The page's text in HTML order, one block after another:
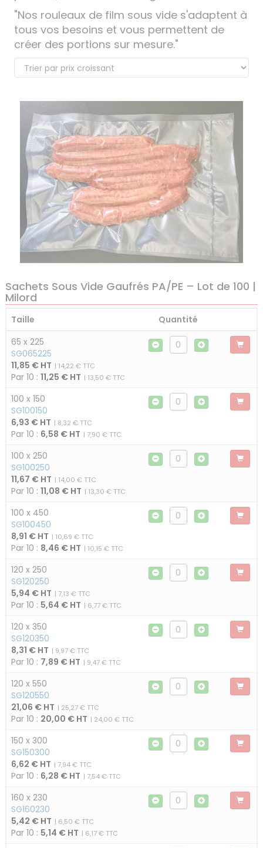
"Nos rouleaux de film sous vide s'adaptent à
tous vos besoins et vous permettent de
créer des portions sur mesure."
Sachets Sous Vide Gaufrés PA/PE – Lot de 100 |
Milord
Taille
Quantité
65 x 225
SG065225
11,85 € HT | 14,22 € TTC
Par 10 : 11,25 € HT | 13,50 € TTC
100 x 150
SG100150
6,93 € HT | 8,32 € TTC
Par 10 : 6,58 € HT | 7,90 € TTC
100 x 250
SG100250
11,67 € HT | 14,00 € TTC
Par 10 : 11,08 € HT | 13,30 € TTC
100 x 450
SG100450
8,91 € HT | 10,69 € TTC
Par 10 : 8,46 € HT | 10,15 € TTC
120 x 250
SG120250
5,94 € HT | 7,13 € TTC
Par 10 : 5,64 € HT | 6,77 € TTC
120 x 350
SG120350
8,31 € HT | 9,97 € TTC
Par 10 : 7,89 € HT | 9,47 € TTC
120 x 550
SG120550
21,06 € HT | 25,27 € TTC
Par 10 : 20,00 € HT | 24,00 € TTC
150 x 300
SG150300
6,62 € HT | 7,94 € TTC
Par 10 : 6,28 € HT | 7,54 € TTC
160 x 230
SG160230
5,42 € HT | 6,50 € TTC
Par 10 : 5,14 € HT | 6,17 € TTC